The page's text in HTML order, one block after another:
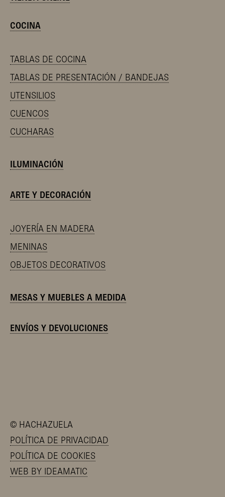
COCINA
TABLAS DE COCINA
TABLAS DE PRESENTACIÓN / BANDEJAS
UTENSILIOS
CUENCOS
CUCHARAS
ILUMINACIÓN
ARTE Y DECORACIÓN
JOYERÍA EN MADERA
MENINAS
OBJETOS DECORATIVOS
MESAS Y MUEBLES A MEDIDA
ENVÍOS Y DEVOLUCIONES
© HACHAZUELA
POLÍTICA DE PRIVACIDAD
POLÍTICA DE COOKIES
WEB BY IDEAMATIC